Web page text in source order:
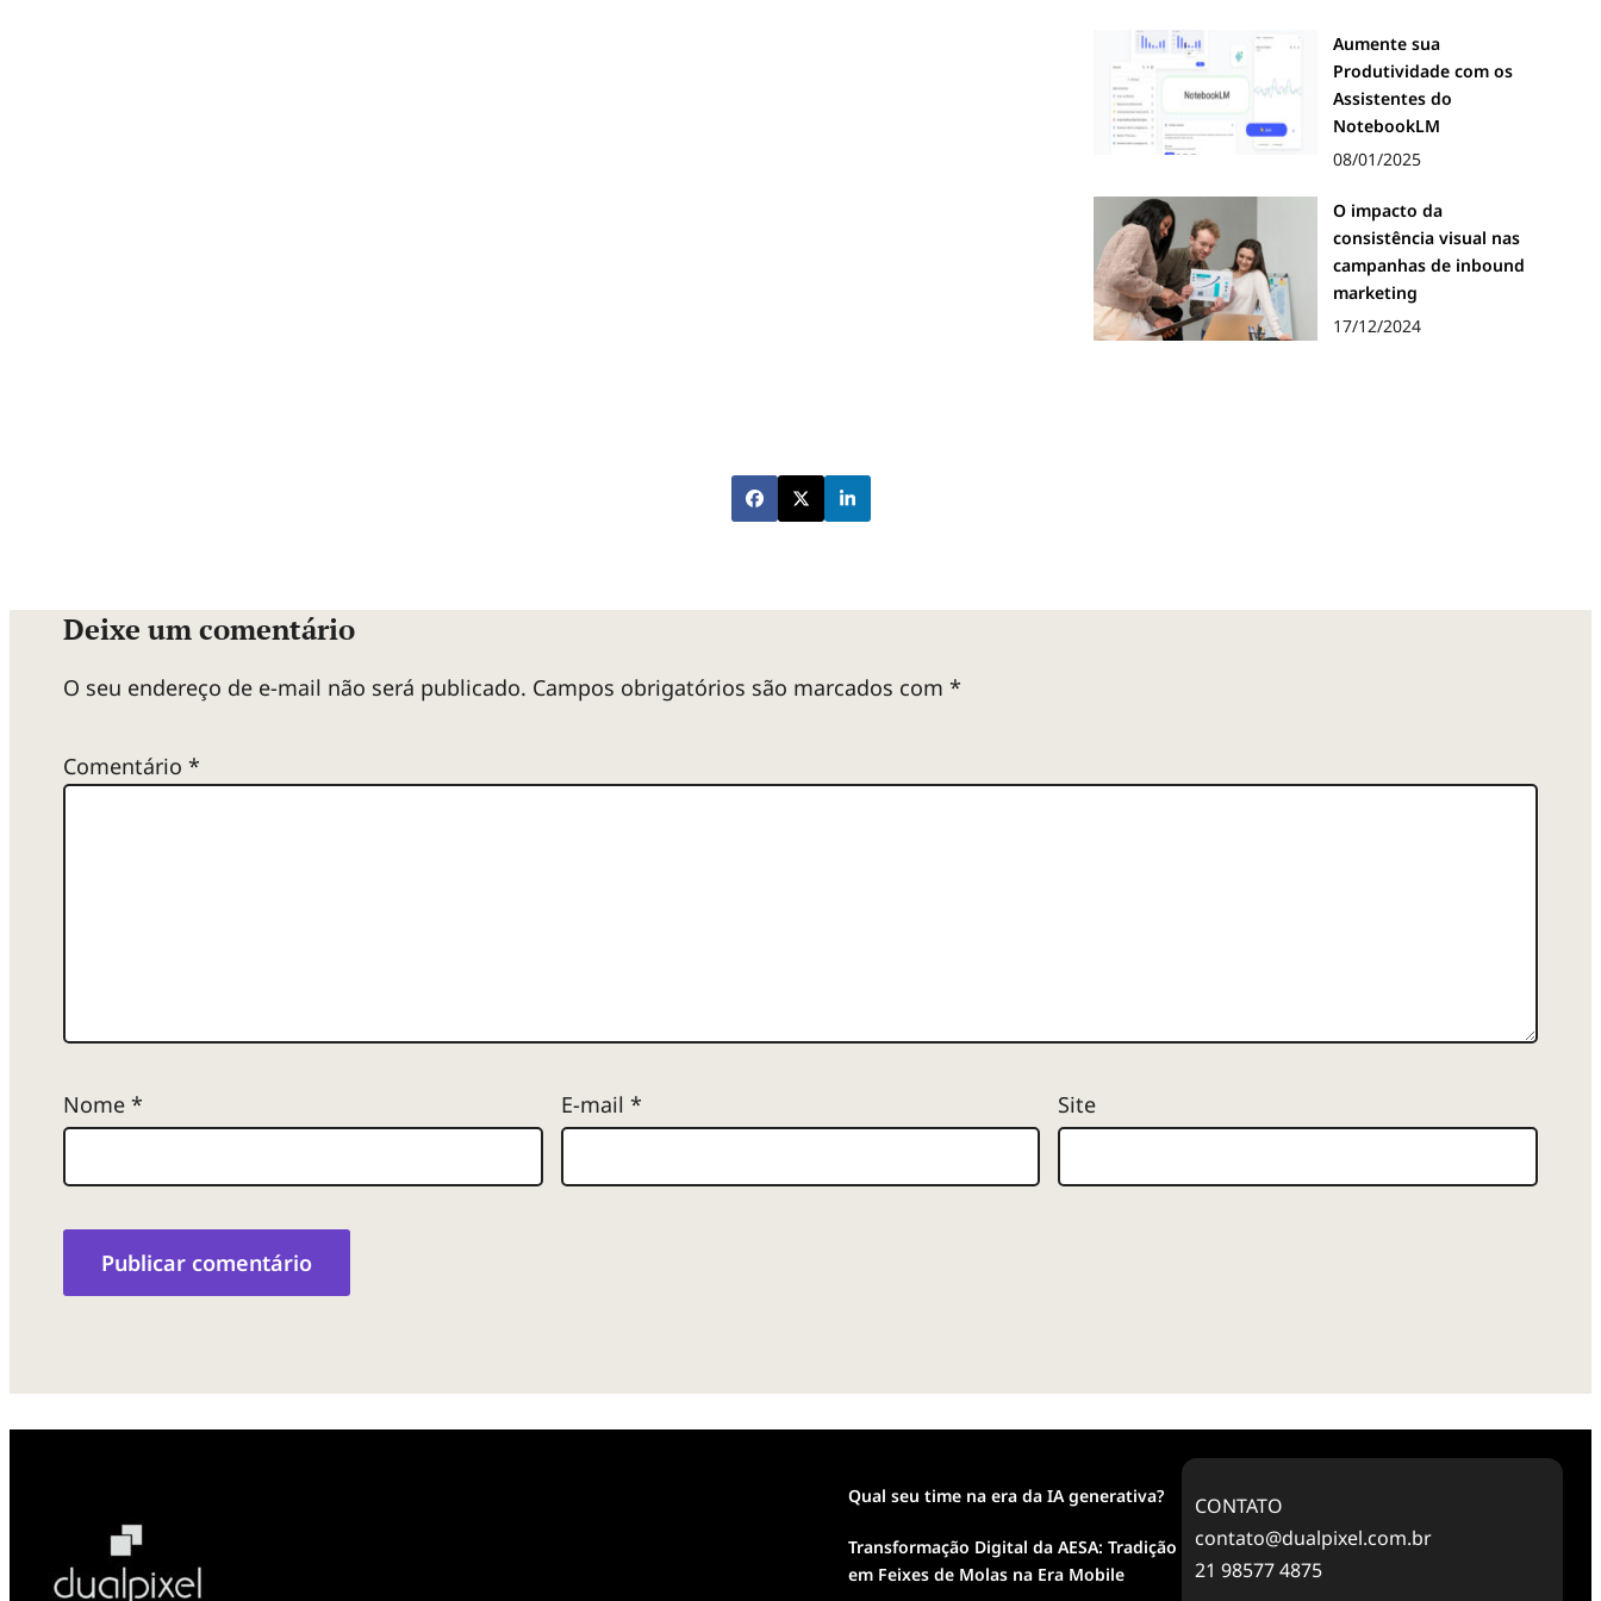
Aumente sua
Produtividade com os
Assistentes do
NotebookLM
08/01/2025
O impacto da
consistência visual nas
campanhas de inbound
marketing
17/12/2024
Deixe um comentário
O seu endereço de e-mail não será publicado. Campos obrigatórios são marcados com *
Comentário *
Nome * E-mail * Site
Qual seu time na era da IA generativa?
Transformação Digital da AESA: Tradição
em Feixes de Molas na Era Mobile
CONTATO
contato@dualpixel.com.br
21 98577 4875